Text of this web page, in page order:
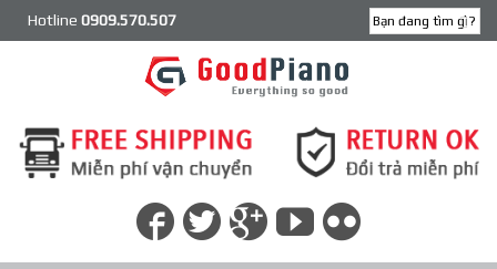
Hotline 0909.570.507